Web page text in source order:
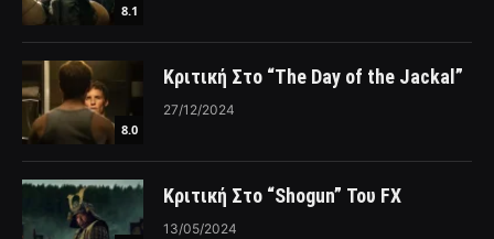
8.1
8.0
Κριτική Στο “The Day of the Jackal”
27/12/2024
Κριτική Στο “Shogun” Του FX
13/05/2024